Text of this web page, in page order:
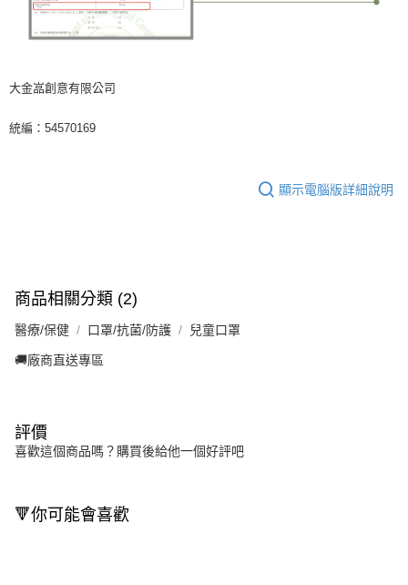
大金嵓創意有限公司
統編：54570169
顯示電腦版詳細說明
商品相關分類 (2)
醫療/保健 口罩/抗菌/防護 兒童口罩
🚚廠商直送專區
評價
喜歡這個商品嗎？購買後給他一個好評吧
🔻你可能會喜歡